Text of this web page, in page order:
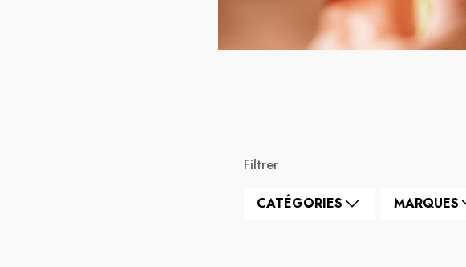
Filtrer
CATÉGORIES MARQUES